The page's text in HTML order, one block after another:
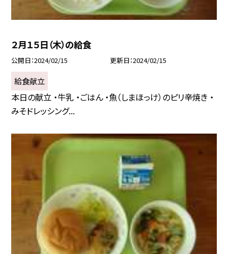
２月１５日（木）の給食
公開日 2024/02/15 更新日 2024/02/15
給食献立
本日の献立 ・牛乳 ・ごはん ・魚（しまほっけ）のピリ辛焼き ・
みそドレッシング...